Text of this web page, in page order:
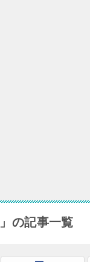
の記事一覧